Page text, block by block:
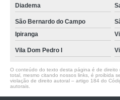
Diadema
São Bernardo do Campo
Ipiranga
Vila Dom Pedro I
O conteúdo do texto desta página é de direito
total, mesmo citando nossos links, é proibida
violação de direito autoral – artigo 184 do
autorais